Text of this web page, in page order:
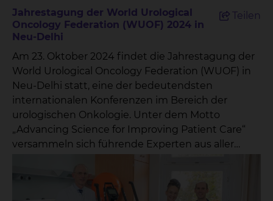
Fachexperten Antworten und hilfreiche
Informationen zu erhalten. Prof. Dr. Wolfgang
Hoffmann, Sprecher des Cancer Centers
Braunschweig, betont die Bedeutung dieser
Initiative: „Mit dem ‚Krebs-Kompass‘ schaffen wir
eine wertvolle Brücke zwischen Patienten und
Experten. Es ist uns wichtig, dass die Menschen
die Informationen und Unterstützung erhalten,
die sie benötigen, um ihre Erkrankung besser zu
verstehen und aktiv mitgestalten zu können.“ Das
interdisziplinäres Zentrum, das alle onkologisch
arbeitenden Kliniken und Institute unter einem
Jahrestagung der World Urological
Oncology Federation (WUOF) 2024 in
Neu-Delhi
Teilen
Am 23. Oktober 2024 findet die Jahrestagung der
World Urological Oncology Federation (WUOF) in
Neu-Delhi statt, eine der bedeutendsten
internationalen Konferenzen im Bereich der
urologischen Onkologie. Unter dem Motto
„Advancing Science for Improving Patient Care“
versammeln sich führende Experten aus aller
Behandlungsmöglichkeiten in der Urologie zu